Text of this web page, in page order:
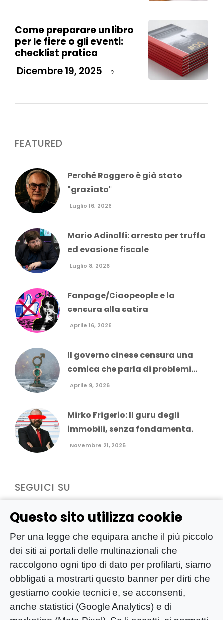
Questo sito utilizza cookie
Per una legge che equipara anche il più piccolo
dei siti ai portali delle multinazionali che
raccolgono ogni tipo di dato per profilarti, siamo
obbligati a mostrarti questo banner per dirti che
gestiamo cookie tecnici e, se acconsenti,
anche statistici (Google Analytics) e di
Come preparare un libro
per le fiere o gli eventi:
checklist pratica
Dicembre 19, 2025
0
FEATURED
Perché Roggero è già stato
"graziato"
Luglio 16, 2026
Mario Adinolfi: arresto per truffa
ed evasione fiscale
Luglio 8, 2026
Fanpage/Ciaopeople e la
censura alla satira
Aprile 16, 2026
Il governo cinese censura una
comica che parla di problemi...
Aprile 9, 2026
Mirko Frigerio: Il guru degli
immobili, senza fondamenta.
Novembre 21, 2025
SEGUICI SU